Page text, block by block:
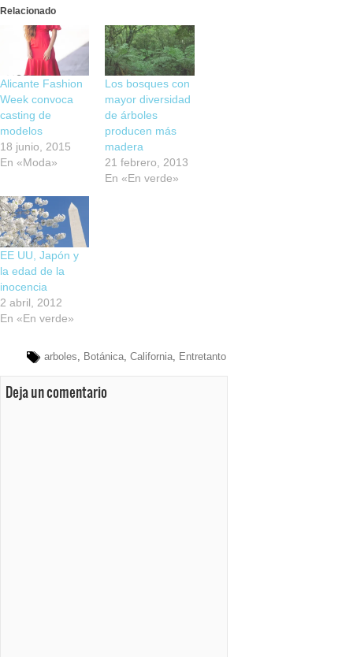
Relacionado
Alicante Fashion
Week convoca
casting de
modelos
18 junio, 2015
En «Moda»
Los bosques con
mayor diversidad
de árboles
producen más
madera
21 febrero, 2013
En «En verde»
EE UU, Japón y
la edad de la
inocencia
2 abril, 2012
En «En verde»
arboles, Botánica, California, Entretanto
Deja un comentario